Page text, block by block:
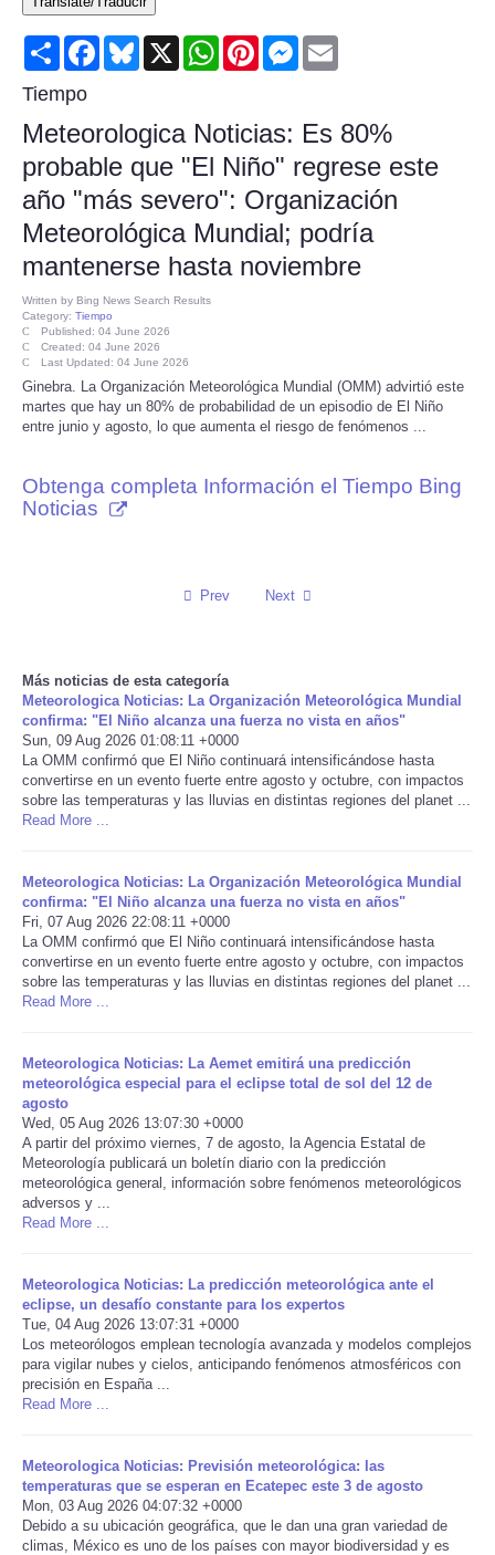
Consumer
Consumer Affairs Recalls
Food & Drug Recalls
Product Safety News
Entertainment
Health
Pets
Politics
Press Releases
Sports
Technology
Travel
World
NOTICIAS
America Latina
Ciencia
Deportes
Especiales
Internacionales
Salud
Tecnologia
Share FacebookBluesky
X WhatsAppPinterestMessenger
Tiempo
Meteorologica Noticias: Es 80%
probable que "El Niño" regrese este
año "más severo": Organización
Meteorológica Mundial; podría
mantenerse hasta noviembre
Written by Bing News Search Results
Category: Tiempo
Published: 04 June 2026
Created: 04 June 2026
Last Updated: 04 June 2026
Ginebra. La Organización Meteorológica Mundial (OMM) advirtió este
martes que hay un 80% de probabilidad de un episodio de El Niño
entre junio y agosto, lo que aumenta el riesgo de fenómenos ...
Obtenga completa Información el Tiempo Bing
Noticias
Prev Next
Más noticias de esta categoría
Meteorologica Noticias: La Organización Meteorológica Mundial
confirma: "El Niño alcanza una fuerza no vista en años"
Sun, 09 Aug 2026 01:08:11 +0000
La OMM confirmó que El Niño continuará intensificándose hasta
convertirse en un evento fuerte entre agosto y octubre, con impactos
sobre las temperaturas y las lluvias en distintas regiones del planet ...
Read More ...
Meteorologica Noticias: La Organización Meteorológica Mundial
confirma: "El Niño alcanza una fuerza no vista en años"
Fri, 07 Aug 2026 22:08:11 +0000
La OMM confirmó que El Niño continuará intensificándose hasta
convertirse en un evento fuerte entre agosto y octubre, con impactos
sobre las temperaturas y las lluvias en distintas regiones del planet ...
Read More ...
Meteorologica Noticias: La Aemet emitirá una predicción
meteorológica especial para el eclipse total de sol del 12 de
agosto
Wed, 05 Aug 2026 13:07:30 +0000
A partir del próximo viernes, 7 de agosto, la Agencia Estatal de
Meteorología publicará un boletín diario con la predicción
meteorológica general, información sobre fenómenos meteorológicos
adversos y ...
Read More ...
Meteorologica Noticias: La predicción meteorológica ante el
eclipse, un desafío constante para los expertos
Tue, 04 Aug 2026 13:07:31 +0000
Los meteorólogos emplean tecnología avanzada y modelos complejos
para vigilar nubes y cielos, anticipando fenómenos atmosféricos con
precisión en España ...
Read More ...
Meteorologica Noticias: Previsión meteorológica: las
temperaturas que se esperan en Ecatepec este 3 de agosto
Mon, 03 Aug 2026 04:07:32 +0000
Debido a su ubicación geográfica, que le dan una gran variedad de
climas, México es uno de los países con mayor biodiversidad y es